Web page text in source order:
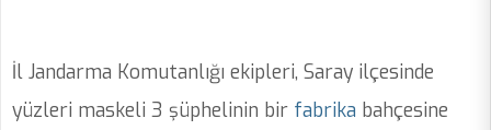
İl Jandarma Komutanlığı ekipleri, Saray ilçesinde
yüzleri maskeli 3 şüphelinin bir fabrika bahçesine